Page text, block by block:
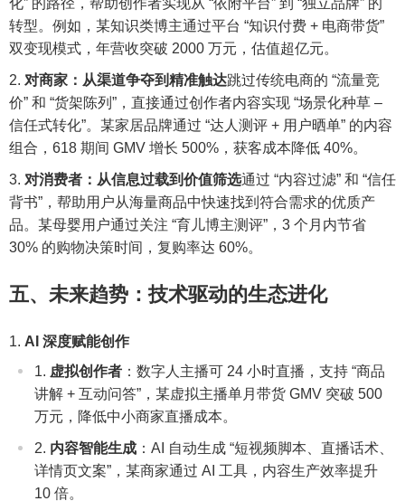
转型。例如，某知识类博主通过平台 “知识付费 + 电商带货”
双变现模式，年营收突破 2000 万元，估值超亿元。
对商家：从渠道争夺到精准触达跳过传统电商的 “流量竞
价” 和 “货架陈列”，直接通过创作者内容实现 “场景化种草 –
信任式转化”。某家居品牌通过 “达人测评 + 用户晒单” 的内容
组合，618 期间 GMV 增长 500%，获客成本降低 40%。
对消费者：从信息过载到价值筛选通过 “内容过滤” 和 “信任
背书”，帮助用户从海量商品中快速找到符合需求的优质产
品。某母婴用户通过关注 “育儿博主测评”，3 个月内节省
30% 的购物决策时间，复购率达 60%。
五、未来趋势：技术驱动的生态进化
AI 深度赋能创作
虚拟创作者 ：数字人主播可 24 小时直播，支持 “商品
讲解 + 互动问答”，某虚拟主播单月带货 GMV 突破 500
万元，降低中小商家直播成本。
内容智能生成 ：AI 自动生成 “短视频脚本、直播话术、
详情页文案”，某商家通过 AI 工具，内容生产效率提升
10 倍。